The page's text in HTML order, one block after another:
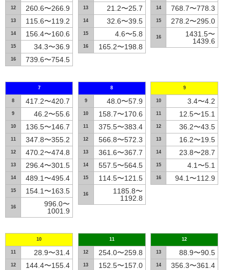
12 260.6〜266.9
13 115.6〜119.2
14 156.4〜160.6
15 34.3〜36.9
16 739.6〜754.5
13 21.2〜25.7
14 32.6〜39.5
15 4.6〜5.8
16 165.2〜198.8
14 768.7〜778.3
15 278.2〜295.0
16
1431.5〜
1439.6
7
8 417.2〜420.7
9 46.2〜55.6
10 136.5〜146.7
11 347.8〜355.2
12 470.2〜474.8
13 296.4〜301.5
14 489.1〜495.4
15 154.1〜163.5
16
996.0〜
1001.9
8
9 48.0〜57.9
10 158.7〜170.6
11 375.5〜383.4
12 566.8〜572.3
13 361.6〜367.7
14 557.5〜564.5
15 114.5〜121.5
16
1185.8〜
1192.8
9
10 3.4〜4.2
11 12.5〜15.1
12 36.2〜43.5
13 16.2〜19.5
14 23.8〜28.7
15 4.1〜5.1
16 94.1〜112.9
10
11 28.9〜31.4
12 144.4〜155.4
11
12 254.0〜259.8
13 152.5〜157.0
12
13 88.9〜90.5
14 356.3〜361.4